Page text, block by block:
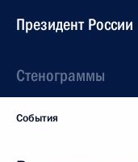
Президент России
Стенограммы
События